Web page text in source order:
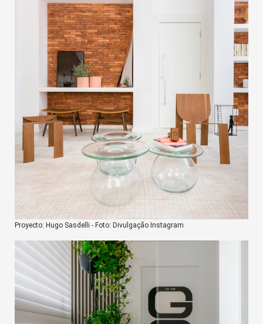
Proyecto: Hugo Sasdelli - Foto: Divulgação Instagram